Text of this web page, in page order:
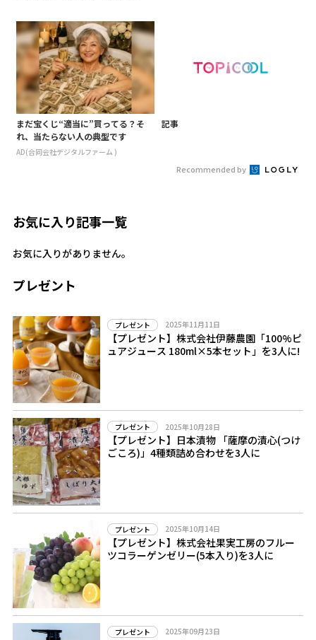
まだ宝くじ“適当に”買ってる？そ
れ、当たらない人の典型です
AD(合同会社デジタルファーム )
記事
Recommended by
お気に入り記事一覧
お気に入りがありません。
プレゼント
プレゼント 2025年11月11日
【プレゼント】株式会社伊藤農園「100%ピ
ュアジュース 180ml×5本セット」を3人に!
プレゼント 2025年10月28日
【プレゼント】日本漬物 「薩摩の漬心(つけ
ごころ)」4種類詰め合わせを3人に
プレゼント 2025年10月14日
【プレゼント】株式会社果実工房のフルー
ツコラーゲンゼリー(5本入り)を3人に
プレゼント 2025年09月23日